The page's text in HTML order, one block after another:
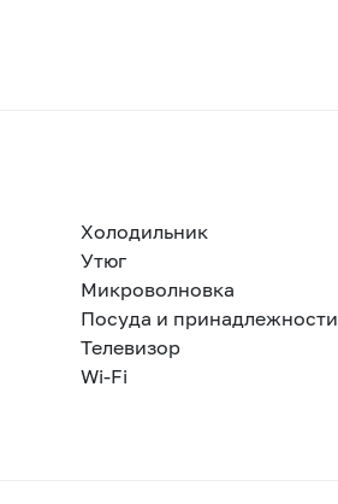
Холодильник
Утюг
Микроволновка
Посуда и принадлежности
Телевизор
Wi-Fi